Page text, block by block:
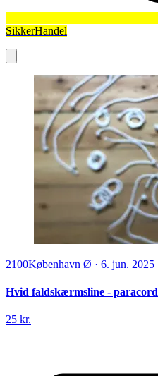
SikkerHandel
2100København Ø · 6. jun. 2025
Hvid faldskærmsline - paracord
25 kr.